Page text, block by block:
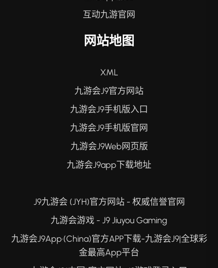
互动九游官网
网站地图
XML
九游会J9官方网站
九游会J9手机版入口
九游会J9手机版官网
九游会J9Web网页版
九游会J9app下载地址
J9九游会 (JYH)官方网站 - 权威信誉官网
九游会游戏 - J9 Jiuyou Gaming
九游会J9App·(China)官方APP下载-九游会J9|全球彩
金最高App平台